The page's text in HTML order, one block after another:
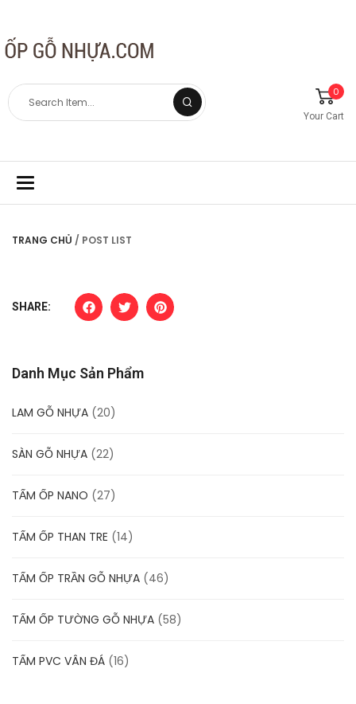
0
Your Cart
Toggle
navigation
TRANG CHỦ / POST LIST
SHARE:
Danh Mục Sản Phẩm
LAM GỖ NHỰA (20)
SÀN GỖ NHỰA (22)
TẤM ỐP NANO (27)
TẤM ỐP THAN TRE (14)
TẤM ỐP TRẦN GỖ NHỰA (46)
TẤM ỐP TƯỜNG GỖ NHỰA (58)
TẤM PVC VÂN ĐÁ (16)